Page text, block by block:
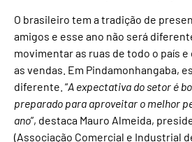
O brasileiro tem a tradição de
amigos e esse ano não será
movimentar as ruas de todo o país
as vendas. Em Pindamonhangaba,
diferente. “A expectativa do setor é
preparado para aproveitar o melhor
ano”, destaca Mauro Almeida,
(Associação Comercial e Industrial